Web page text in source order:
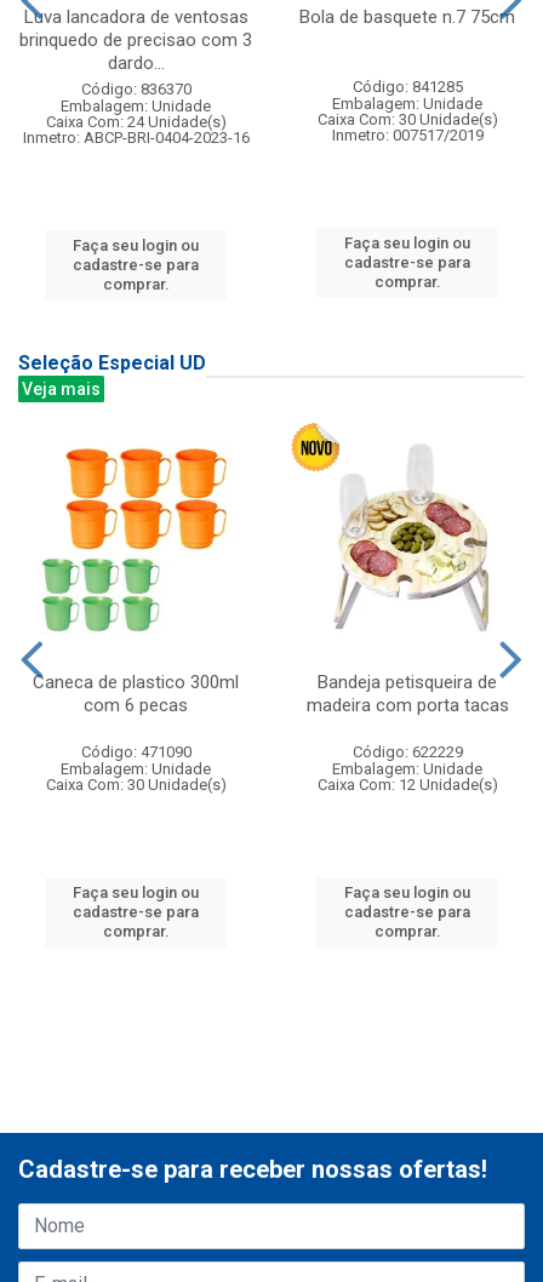
Luva lancadora de ventosas
brinquedo de precisao com 3
dardo...
Código: 836370
Embalagem: Unidade
Caixa Com: 24 Unidade(s)
Inmetro: ABCP-BRI-0404-2023-16
Faça seu login ou
cadastre-se para
comprar.
Bola de basquete n.7 75cm
Código: 841285
Embalagem: Unidade
Caixa Com: 30 Unidade(s)
Inmetro: 007517/2019
Faça seu login ou
cadastre-se para
comprar.
Seleção Especial UD
Veja mais
Caneca de plastico 300ml
com 6 pecas
Código: 471090
Embalagem: Unidade
Caixa Com: 30 Unidade(s)
Faça seu login ou
cadastre-se para
comprar.
Bandeja petisqueira de
madeira com porta tacas
Código: 622229
Embalagem: Unidade
Caixa Com: 12 Unidade(s)
Faça seu login ou
cadastre-se para
comprar.
Cadastre-se para receber nossas ofertas!